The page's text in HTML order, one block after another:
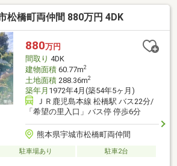
悔しないためのライフプランシミュレー
籍③ 【アフターサポート】
資金贈与や住宅ローン控除等▼お引渡し
フォームもお任せ！将来的な売却・賃貸
松橋町両仲間 880万円 4DK
880万円
間取り 4DK
建物面積60.77m2
土地面積288.36m2
築年月 1972年4月(築54年5ヶ月)
ＪＲ鹿児島本線 松橋駅 バス22分/
「希望の里入口」バス停 停歩6分
熊本県宇城市松橋町両仲間
駐車場あり
駐車2台